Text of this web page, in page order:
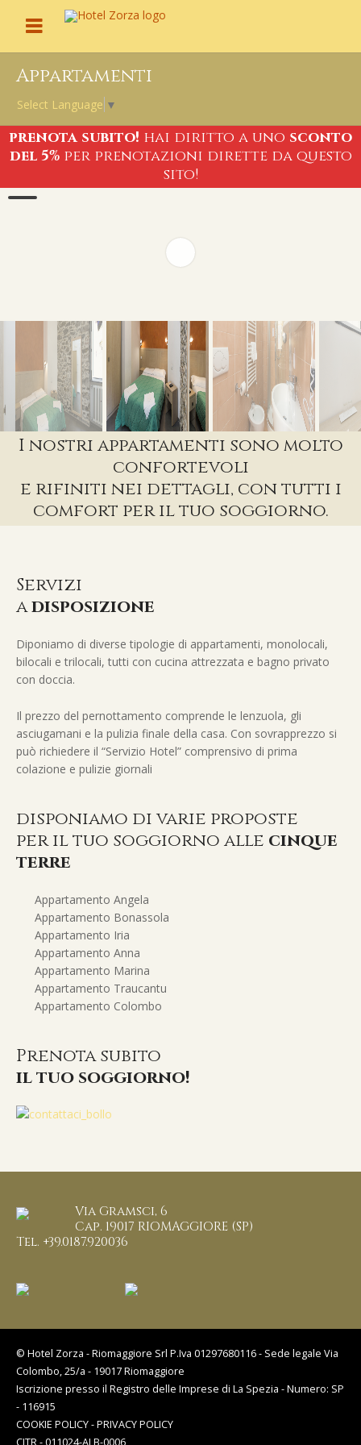
Menu
Appartamenti
Select Language ▼
prenota subito! hai diritto a uno sconto
del 5% per prenotazioni dirette da questo
sito!
I nostri appartamenti sono molto
confortevoli
e rifiniti nei dettagli, con tutti i
comfort per il tuo soggiorno.
Servizi
adisposizione
Diponiamo di diverse tipologie di appartamenti, monolocali,
bilocali e trilocali, tutti con cucina attrezzata e bagno privato
con doccia.
Il prezzo del pernottamento comprende le lenzuola, gli
asciugamani e la pulizia finale della casa. Con sovrapprezzo si
può richiedere il “Servizio Hotel” comprensivo di prima
colazione e pulizie giornali
disponiamo di varie proposte
per il tuo soggiorno alle cinque
terre
Appartamento Angela
Appartamento Bonassola
Appartamento Iria
Appartamento Anna
Appartamento Marina
Appartamento Traucantu
Appartamento Colombo
Prenota subito
il tuo soggiorno!
Via Gramsci, 6
Cap. 19017 RIOMAGGIORE (SP)
Tel. +39.0187.920036
© Hotel Zorza - Riomaggiore Srl P.Iva 01297680116 - Sede legale Via
Colombo, 25/a - 19017 Riomaggiore
Iscrizione presso il Registro delle Imprese di La Spezia - Numero: SP
- 116915
COOKIE POLICY-PRIVACY POLICY